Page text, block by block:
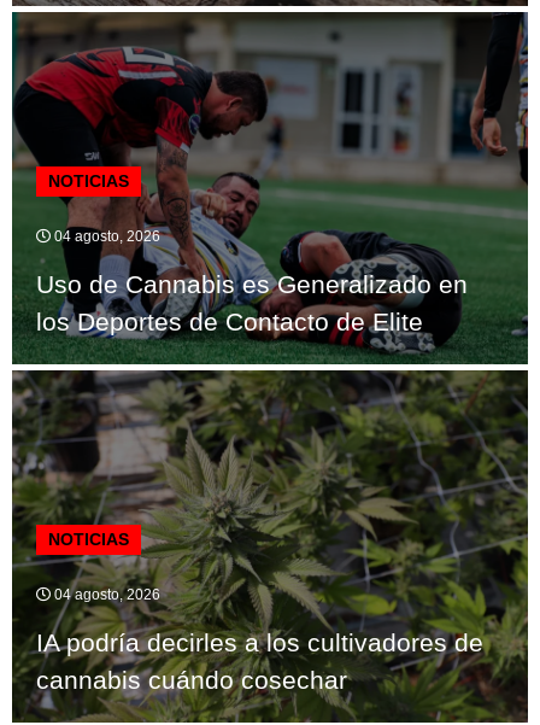
NOTICIAS
04 agosto, 2026
Uso de Cannabis es Generalizado en
los Deportes de Contacto de Elite
NOTICIAS
04 agosto, 2026
IA podría decirles a los cultivadores de
cannabis cuándo cosechar